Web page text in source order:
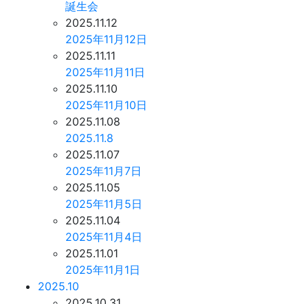
誕生会
2025.11.12
2025年11月12日
2025.11.11
2025年11月11日
2025.11.10
2025年11月10日
2025.11.08
2025.11.8
2025.11.07
2025年11月7日
2025.11.05
2025年11月5日
2025.11.04
2025年11月4日
2025.11.01
2025年11月1日
2025.10